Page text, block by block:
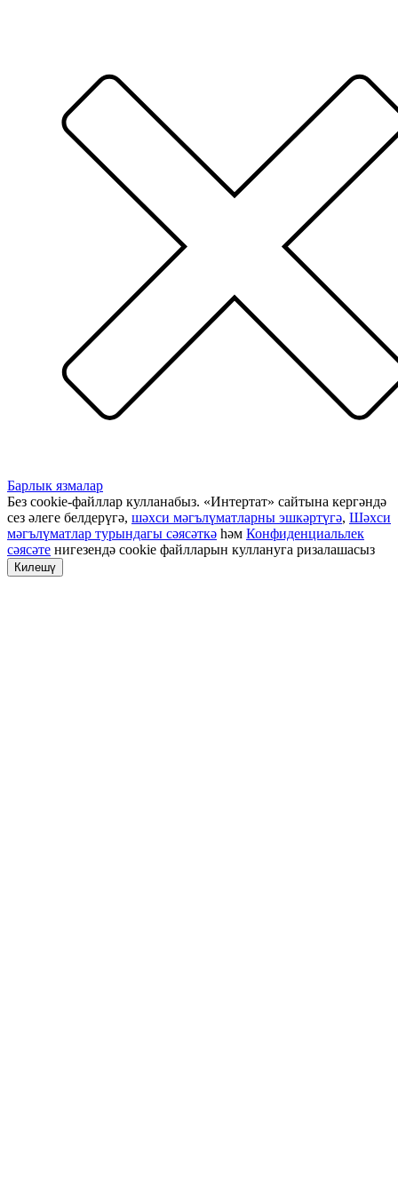
Барлык язмалар
Без cookie-файллар кулланабыз. «Интертат» сайтына кергәндә
сез әлеге белдерүгә, шәхси мәгълүматларны эшкәртүгә, Шәхси
мәгълүматлар турындагы сәясәткә һәм Конфиденциальлек
сәясәте нигезендә cookie файлларын куллануга ризалашасыз
Килешү